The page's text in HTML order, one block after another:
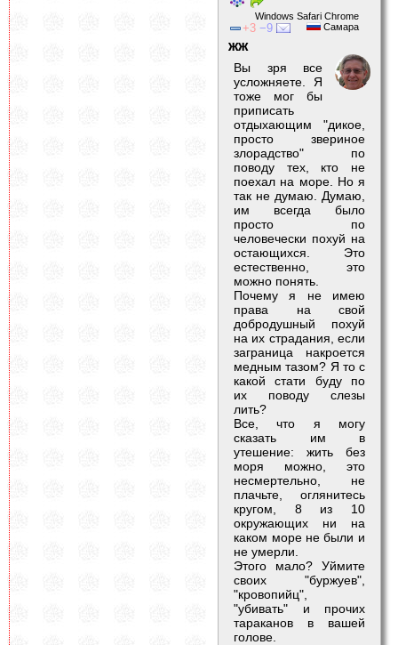
Windows Safari Chrome
Самара
3 9
жж
Вы зря все
усложняете. Я
тоже мог бы
приписать
отдыхающим "дикое,
просто звериное
злорадство" по
поводу тех, кто не
поехал на море. Но я
так не думаю. Думаю,
им всегда было
просто по
человечески похуй на
остающихся. Это
естественно, это
можно понять.
Почему я не имею
права на свой
добродушный похуй
на их страдания, если
заграница накроется
медным тазом? Я то с
какой стати буду по
их поводу слезы
лить?
Все, что я могу
сказать им в
утешение: жить без
моря можно, это
несмертельно, не
плачьте, оглянитесь
кругом, 8 из 10
окружающих ни на
каком море не были и
не умерли.
Этого мало? Уймите
своих "буржуев",
"кровопийц",
"убивать" и прочих
тараканов в вашей
голове.